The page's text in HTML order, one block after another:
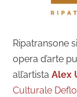
Ripatransone
opera d’arte
all’artistaAlex
Culturale